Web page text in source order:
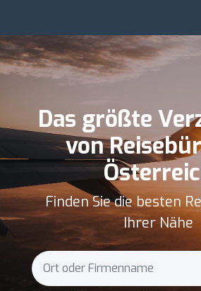
Das größte
von
Finden Sie die besten
Ihrer Nähe